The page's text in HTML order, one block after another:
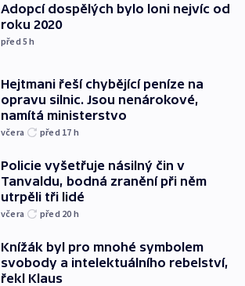
Adopcí dospělých bylo loni nejvíc od
roku 2020
před 5h
Hejtmani řeší chybějící peníze na
opravu silnic. Jsou nenárokové,
namítá ministerstvo
včera před 17 h
Policie vyšetřuje násilný čin v
Tanvaldu, bodná zranění při něm
utrpěli tři lidé
včera před 20 h
Knížák byl pro mnohé symbolem
svobody a intelektuálního rebelství,
řekl Klaus